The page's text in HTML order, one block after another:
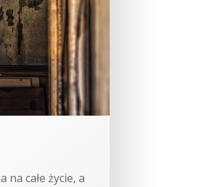
całe życie, a